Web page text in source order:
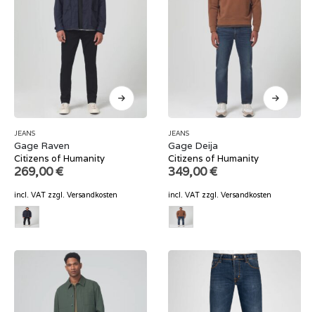
JEANS
Gage Raven
Citizens of Humanity
269,00€
incl. VAT zzgl. Versandkosten
JEANS
Gage Deija
Citizens of Humanity
349,00€
incl. VAT zzgl. Versandkosten